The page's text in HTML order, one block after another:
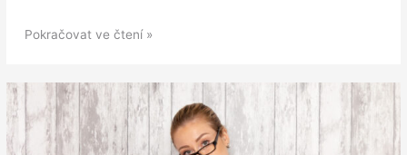
Nová
blíží.
(Ne)jen
Pokračovat ve čtení »